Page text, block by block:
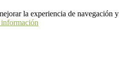
la experiencia de navegación y